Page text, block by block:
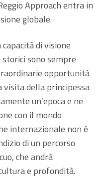
Approach entra in
globale.
di visione
sono sempre
opportunità
della principessa
un’epoca e ne
con il mondo
internazionale non è
di un percorso
che andrà
e profondità.